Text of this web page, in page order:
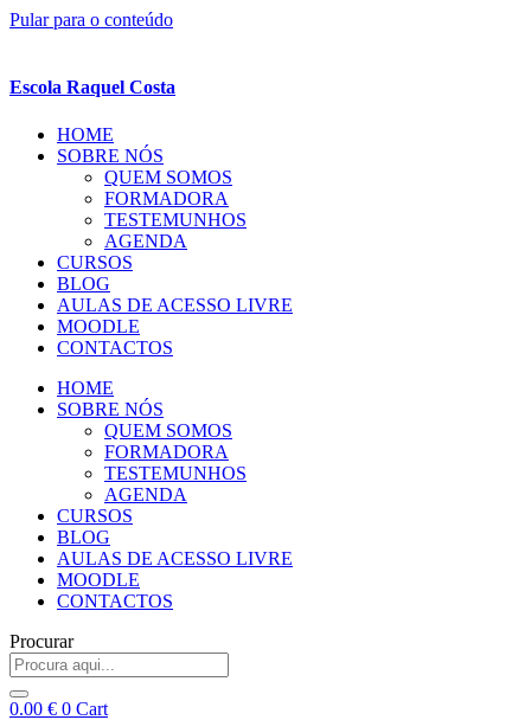
Pular para o conteúdo
Escola Raquel Costa
HOME
SOBRE NÓS
QUEM SOMOS
FORMADORA
TESTEMUNHOS
AGENDA
CURSOS
BLOG
AULAS DE ACESSO LIVRE
MOODLE
CONTACTOS
HOME
SOBRE NÓS
QUEM SOMOS
FORMADORA
TESTEMUNHOS
AGENDA
CURSOS
BLOG
AULAS DE ACESSO LIVRE
MOODLE
CONTACTOS
Procurar
0.00 € 0 Cart